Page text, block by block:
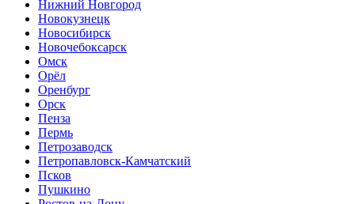
Нижний Новгород
Новокузнецк
Новосибирск
Новочебоксарск
Омск
Орёл
Оренбург
Орск
Пенза
Пермь
Петрозаводск
Петропавловск-Камчатский
Псков
Пушкино